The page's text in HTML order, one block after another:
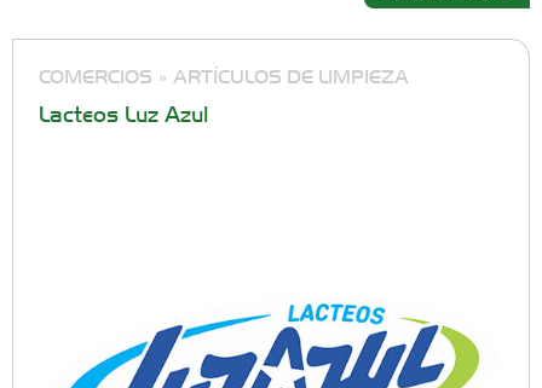
COMERCIOS » ARTÍCULOS DE LIMPIEZA
Lacteos Luz Azul